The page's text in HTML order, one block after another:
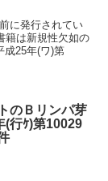
に発行されてい
籍は新規性欠如の
25年(ワ)第
のＢリンパ芽
(行ｹ)第10029